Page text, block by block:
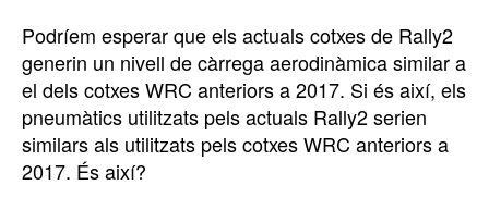
Podríem esperar que els actuals cotxes de Rally2
generin un nivell de càrrega aerodinàmica similar a
el dels cotxes WRC anteriors a 2017. Si és així, els
pneumàtics utilitzats pels actuals Rally2 serien
similars als utilitzats pels cotxes WRC anteriors a
2017. És així?